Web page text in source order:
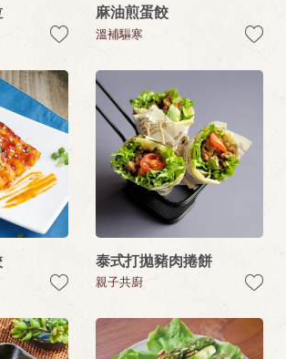
麻油煎蛋餃
溫補驅寒
泰式打拋豬肉捲餅
親子共廚